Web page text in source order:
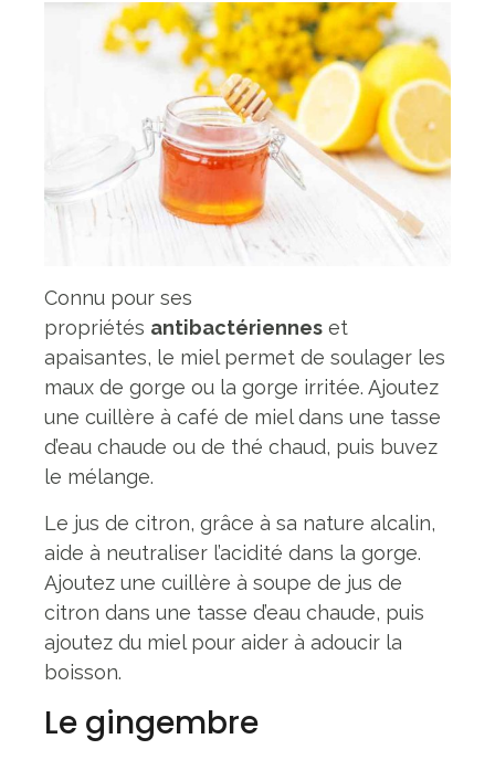
Connu pour ses
propriétés antibactériennes et
apaisantes, le miel permet de soulager les
maux de gorge ou la gorge irritée. Ajoutez
une cuillère à café de miel dans une tasse
d’eau chaude ou de thé chaud, puis buvez
le mélange.
Le jus de citron, grâce à sa nature alcalin,
aide à neutraliser l’acidité dans la gorge.
Ajoutez une cuillère à soupe de jus de
citron dans une tasse d’eau chaude, puis
ajoutez du miel pour aider à adoucir la
boisson.
Le gingembre